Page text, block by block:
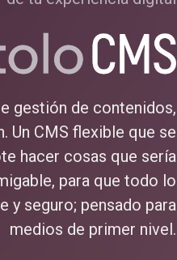
gestión de contenidos,
Un CMS flexible que se
hacer cosas que sería
para que todo lo
y seguro; pensado para
medios de primer nivel.